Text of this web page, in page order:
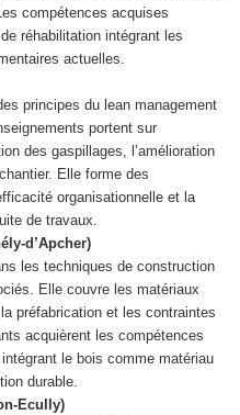
compétences acquises
réhabilitation intégrant les
actuelles.
principes du lean management
portent sur
des gaspillages, l’amélioration
Elle forme des
organisationnelle et la
de travaux.
d’Apcher)
les techniques de construction
Elle couvre les matériaux
préfabrication et les contraintes
acquièrent les compétences
le bois comme matériau
durable.
Ecully)